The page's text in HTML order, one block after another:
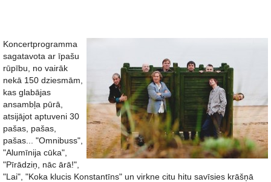
Koncertprogramma
sagatavota ar īpašu
rūpību, no vairāk
nekā 150 dziesmām,
kas glabājas
ansambļa pūrā,
atsijājot aptuveni 30
pašas, pašas,
pašas... "Omnibuss",
"Alumīnija cūka",
"Pīrādziņ, nāc ārā!",
"Lai", "Koka klucis Konstantīns" un virkne citu hitu savīsies krāšņā